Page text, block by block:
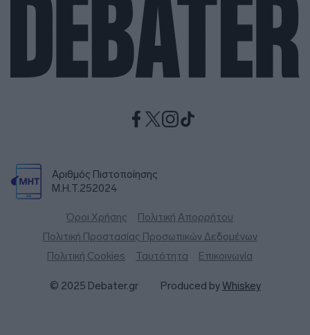
Αριθμός Πιστοποίησης
Μ.Η.Τ.252024
Όροι Χρήσης
Πολιτική Απορρήτου
Πολιτική Προστασίας Προσωπικών Δεδομένων
Πολιτική Cookies
Ταυτότητα Επικοινωνία
© 2025 Debater.gr Produced byWhiskey